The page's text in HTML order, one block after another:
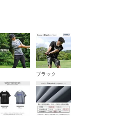
ブラック